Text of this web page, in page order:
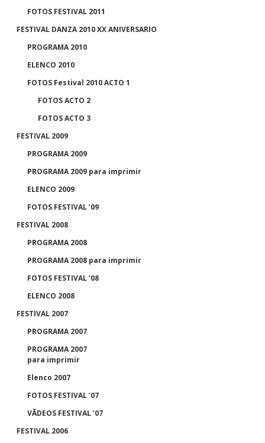
FOTOS FESTIVAL 2011
FESTIVAL DANZA 2010 XX ANIVERSARIO
PROGRAMA 2010
ELENCO 2010
FOTOS Festival 2010 ACTO 1
FOTOS ACTO 2
FOTOS ACTO 3
FESTIVAL 2009
PROGRAMA 2009
PROGRAMA 2009 para imprimir
ELENCO 2009
FOTOS FESTIVAL ’09
FESTIVAL 2008
PROGRAMA 2008
PROGRAMA 2008 para imprimir
FOTOS FESTIVAL ’08
ELENCO 2008
FESTIVAL 2007
PROGRAMA 2007
PROGRAMA 2007
para imprimir
Elenco 2007
FOTOS FESTIVAL ’07
VÃDEOS FESTIVAL ’07
FESTIVAL 2006